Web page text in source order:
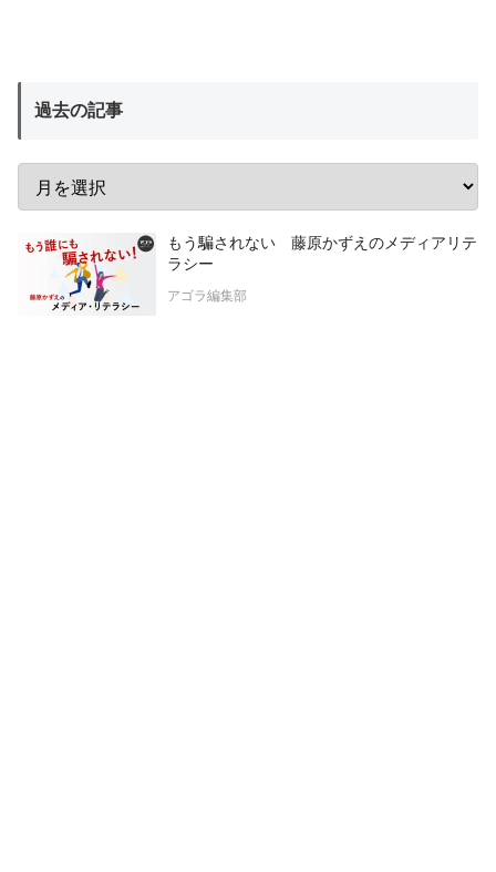
過去の記事
もう騙されない 藤原かずえのメディアリテ
ラシー
アゴラ編集部